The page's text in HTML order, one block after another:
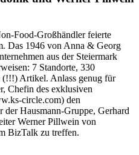
Food-Großhändler feierte
Das 1946 von Anna & Georg
aus der Steiermark
7 Standorte, 330
(!!!) Artikel. Anlass genug für
Chefin des exklusiven
circle.com) den
der Hausmann-Gruppe, Gerhard
Werner Pillwein von
BizTalk zu treffen.